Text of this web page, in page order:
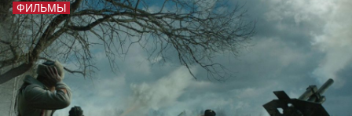
ФИЛЬМЫ